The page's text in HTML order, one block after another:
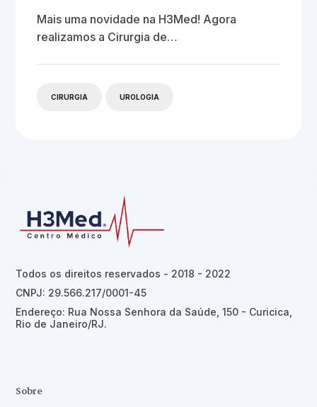
Mais uma novidade na H3Med! Agora
realizamos a Cirurgia de…
CIRURGIA UROLOGIA
Todos os direitos reservados - 2018 - 2022
CNPJ: 29.566.217/0001-45
Endereço: Rua Nossa Senhora da Saúde, 150 - Curicica,
Rio de Janeiro/RJ.
Sobre